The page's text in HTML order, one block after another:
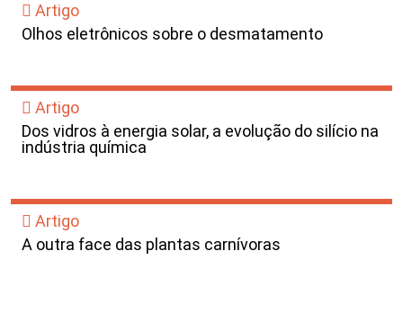
Artigo
Olhos eletrônicos sobre o desmatamento
Artigo
Dos vidros à energia solar, a evolução do silício na
indústria química
Artigo
A outra face das plantas carnívoras